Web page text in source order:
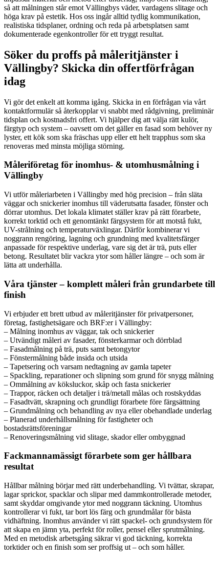
så att målningen står emot Vällingbys väder, vardagens slitage och
höga krav på estetik. Hos oss ingår alltid tydlig kommunikation,
realistiska tidsplaner, ordning och reda på arbetsplatsen samt
dokumenterade egenkontroller för ett tryggt resultat.
Söker du proffs på måleritjänster i
Vällingby? Skicka din offertförfrågan
idag
Vi gör det enkelt att komma igång. Skicka in en förfrågan via vårt
kontaktformulär så återkopplar vi snabbt med rådgivning, preliminär
tidsplan och kostnadsfri offert. Vi hjälper dig att välja rätt kulör,
färgtyp och system – oavsett om det gäller en fasad som behöver ny
lyster, ett kök som ska fräschas upp eller ett helt trapphus som ska
renoveras med minsta möjliga störning.
Måleriföretag för inomhus- & utomhusmålning i
Vällingby
Vi utför måleriarbeten i Vällingby med hög precision – från släta
väggar och snickerier inomhus till väderutsatta fasader, fönster och
dörrar utomhus. Det lokala klimatet ställer krav på rätt förarbete,
korrekt torktid och ett genomtänkt färgsystem för att motstå fukt,
UV-strålning och temperaturväxlingar. Därför kombinerar vi
noggrann rengöring, lagning och grundning med kvalitetsfärger
anpassade för respektive underlag, vare sig det är trä, puts eller
betong. Resultatet blir vackra ytor som håller längre – och som är
lätta att underhålla.
Våra tjänster – komplett måleri från grundarbete till
finish
Vi erbjuder ett brett utbud av måleritjänster för privatpersoner,
företag, fastighetsägare och BRF:er i Vällingby:
– Målning inomhus av väggar, tak och snickerier
– Utvändigt måleri av fasader, fönsterkarmar och dörrblad
– Fasadmålning på trä, puts samt betongytor
– Fönstermålning både insida och utsida
– Tapetsering och varsam nedtagning av gamla tapeter
– Spackling, reparationer och slipning som grund för snygg målning
– Ommålning av köksluckor, skåp och fasta snickerier
– Trappor, räcken och detaljer i trä/metall målas och rostskyddas
– Fasadtvätt, skrapning och grundligt förarbete före färgsättning
– Grundmålning och behandling av nya eller obehandlade underlag
– Planerad underhållsmålning för fastigheter och
bostadsrättsföreningar
– Renoveringsmålning vid slitage, skador eller ombyggnad
Fackmannamässigt förarbete som ger hållbara
resultat
Hållbar målning börjar med rätt underbehandling. Vi tvättar, skrapar,
lagar sprickor, spacklar och slipar med dammkontrollerade metoder,
samt skyddar omgivande ytor med noggrann täckning. Utomhus
kontrollerar vi fukt, tar bort lös färg och grundmålar för bästa
vidhäftning. Inomhus använder vi rätt spackel- och grundsystem för
att skapa en jämn yta, perfekt för roller, pensel eller sprutmålning.
Med en metodisk arbetsgång säkrar vi god täckning, korrekta
torktider och en finish som ser proffsig ut – och som håller.